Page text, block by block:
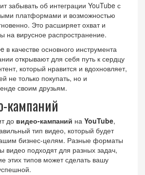
забывать об интеграции YouTube с
платформами и возможностью
Это расширяет охват и
на вирусное распространение.
в качестве основного инструмента
открывают для себя путь к сердцу
который нравится и вдохновляет,
не только покупать, но и
своим друзьям.
кампаний
до видео-кампаний на YouTube,
тип видео, который будет
бизнес-целям. Разные форматы
видео подходят для разных задач,
этих типов может сделать вашу